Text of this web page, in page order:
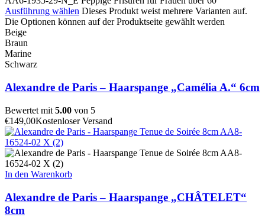
Ausführung wählen Dieses Produkt weist mehrere Varianten auf.
Die Optionen können auf der Produktseite gewählt werden
Beige
Braun
Marine
Schwarz
Alexandre de Paris – Haarspange „Camélia A.“ 6cm
Bewertet mit 5.00 von 5
€149,00Kostenloser Versand
In den Warenkorb
Alexandre de Paris – Haarspange „CHÂTELET“
8cm